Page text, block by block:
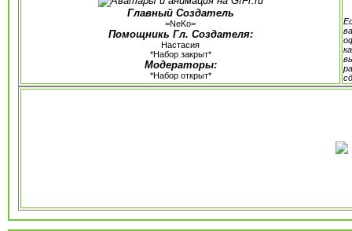
Главный Создатель
=NeKo=
Помощникь Гл. Создателя:
Настасия
*Набор закрыт*
Модераторы:
*Набор открыт*